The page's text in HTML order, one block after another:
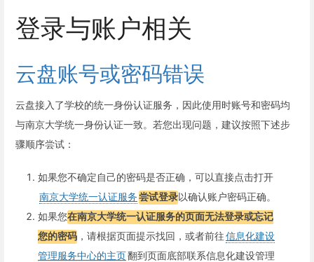
登录与账户相关
云盘账号或密码错误
云盘接入了学校的统一身份认证服务，因此使用时账号和密码均
与南京大学统一身份认证一致。若您出现问题，建议按照下述步
骤顺序尝试：
如果您不确定自己的密码是否正确，可以直接点击打开
南京大学统一认证服务尝试登录以确认账户密码正确。
如果您在南京大学统一认证服务的页面无法登录或忘记
您的密码 ，请根据页面提示找回，或者前往信息化建设
管理服务中心的主页翻到页面底部联系信息化建设管理